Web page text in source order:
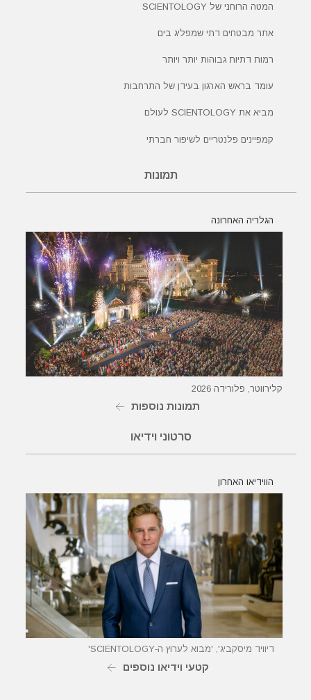
המטה הרוחני של SCIENTOLOGY
אתר מבטחים דתי שמפליג בים
רמות דתיות גבוהות יותר ויותר
עומד בראש הארגון בעידן של התרחבות
מביא את SCIENTOLOGY לעולם
קמפיינים פלנטריים לשיפור חברתי
תמונות
הגלריה האחרונה
קלירווטר, פלורידה 2026
תמונות נוספות
סרטוני וידיאו
הווידיאו האחרון
דיוויד מיסקביג', 'מבוא לערוץ ה‑SCIENTOLOGY'
קטעי וידיאו נוספים